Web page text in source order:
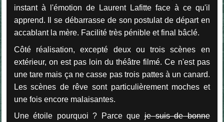
instant à l'émotion de Laurent Lafitte face à ce qu'il
apprend. Il se débarrasse de son postulat de départ en
accablant la mère. Facilité très pénible et final bâclé.
Côté réalisation, excepté deux ou trois scènes en
extérieur, on est pas loin du théâtre filmé. Ce n'est pas
une tare mais ça ne casse pas trois pattes à un canard.
Les scènes de rêve sont particulièrement moches et
une fois encore malaisantes.
Une étoile pourquoi ? Parce que je suis de bonne